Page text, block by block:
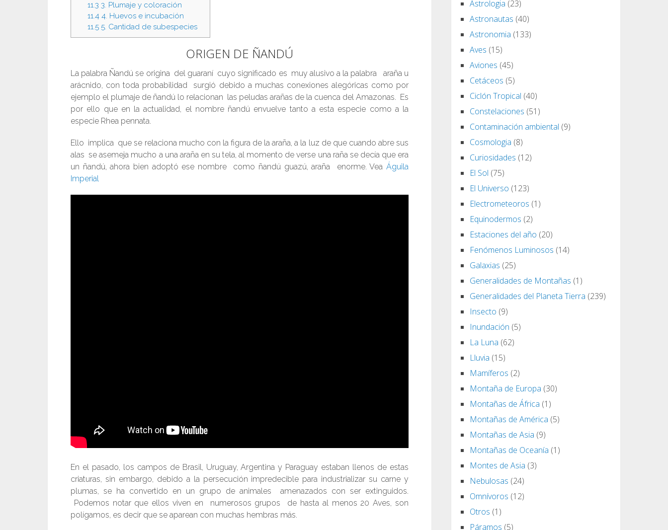
11.3 3. Plumaje y coloración
11.44. Huevos e incubación
11.55. Cantidad de subespecies
ORIGEN DE ÑANDÚ
La palabra Ñandú se origina del guaraní cuyo significado es muy alusivo a la palabra araña u
arácnido, con toda probabilidad surgió debido a muchas conexiones alegóricas como por
ejemplo el plumaje de ñandú lo relacionan las peludas arañas de la cuenca del Amazonas. Es
por ello que en la actualidad, el nombre ñandú envuelve tanto a esta especie como a la
especie Rhea pennata.
Ello implica que se relaciona mucho con la figura de la araña, a la luz de que cuando abre sus
alas se asemeja mucho a una araña en su tela, al momento de verse una raña se decía que era
un ñandú, ahora bien adoptó ese nombre como ñandú guazú, araña enorme. Vea Águila
Imperial
En el pasado, los campos de Brasil, Uruguay, Argentina y Paraguay estaban llenos de estas
criaturas, sin embargo, debido a la persecución impredecible para industrializar su carne y
plumas, se ha convertido en un grupo de animales amenazados con ser extinguidos.
Podemos notar que ellos viven en numerosos grupos de hasta al menos 20 Aves, son
polígamos, es decir que se aparean con muchas hembras más.
Astrologia (23)
Astronautas (40)
Astronomia (133)
Aves (15)
Aviones (45)
Cetáceos (5)
Ciclón Tropical (40)
Constelaciones (51)
Contaminación ambiental (9)
Cosmologia (8)
Curiosidades (12)
El Sol (75)
El Universo (123)
Electrometeoros (1)
Equinodermos (2)
Estaciones del año (20)
Fenómenos Luminosos (14)
Galaxias (25)
Generalidades de Montañas (1)
Generalidades del Planeta Tierra (239)
Insecto (9)
Inundación (5)
La Luna (62)
Lluvia (15)
Mamíferos (2)
Montaña de Europa (30)
Montañas de África (1)
Montañas de América (5)
Montañas de Asia (9)
Montañas de Oceanía (1)
Montes de Asia (3)
Nebulosas (24)
Omnívoros (12)
Otros (1)
Páramos (5)